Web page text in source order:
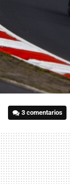
3 comentarios